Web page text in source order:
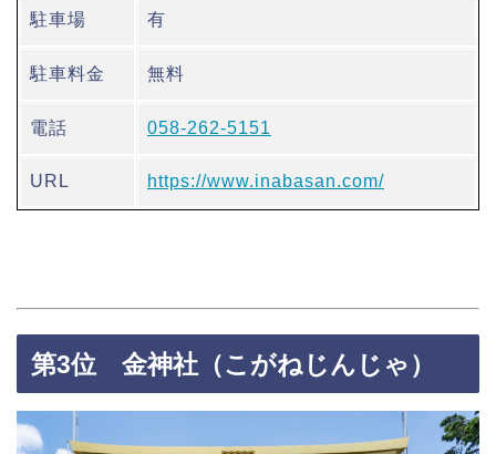
駐車場 有
駐車料金 無料
電話 058‐262‐5151
URL https://www.inabasan.com/
第3位 金神社（こがねじんじゃ）